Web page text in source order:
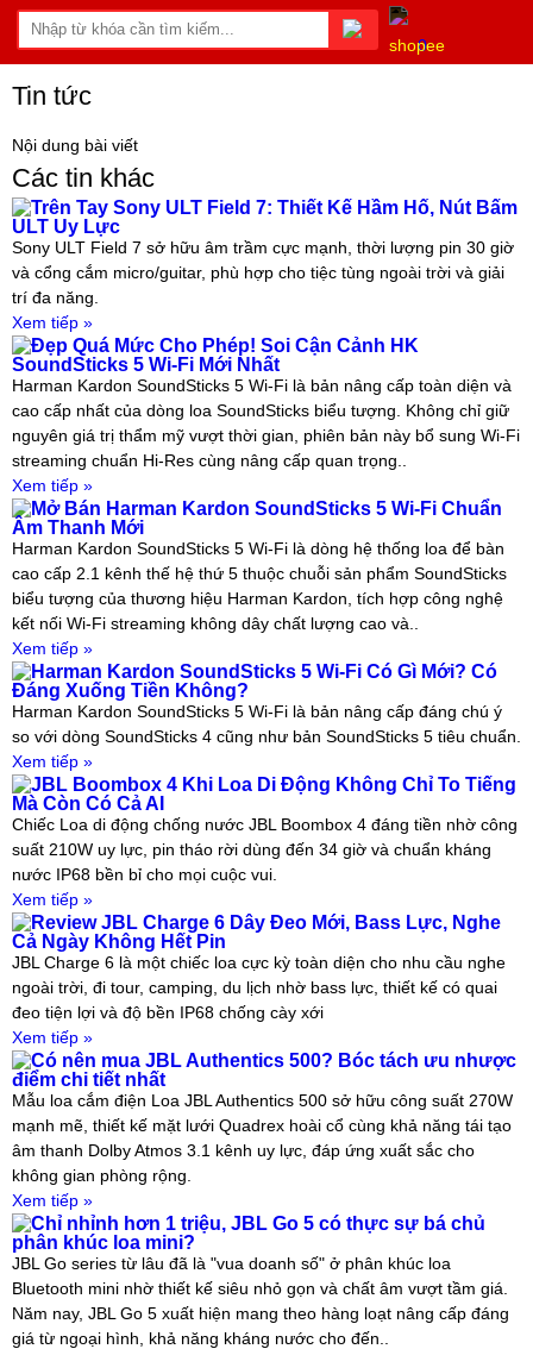
0
Tin tức
Nội dung bài viết
Các tin khác
Trên Tay Sony ULT Field 7: Thiết Kế Hầm Hố, Nút Bấm
ULT Uy Lực
Sony ULT Field 7 sở hữu âm trầm cực mạnh, thời lượng pin 30 giờ
và cổng cắm micro/guitar, phù hợp cho tiệc tùng ngoài trời và giải
trí đa năng.
Xem tiếp »
Đẹp Quá Mức Cho Phép! Soi Cận Cảnh HK
SoundSticks 5 Wi-Fi Mới Nhất
Harman Kardon SoundSticks 5 Wi-Fi là bản nâng cấp toàn diện và
cao cấp nhất của dòng loa SoundSticks biểu tượng. Không chỉ giữ
nguyên giá trị thẩm mỹ vượt thời gian, phiên bản này bổ sung Wi-Fi
streaming chuẩn Hi-Res cùng nâng cấp quan trọng..
Xem tiếp »
Mở Bán Harman Kardon SoundSticks 5 Wi-Fi Chuẩn
Âm Thanh Mới
Harman Kardon SoundSticks 5 Wi-Fi là dòng hệ thống loa để bàn
cao cấp 2.1 kênh thế hệ thứ 5 thuộc chuỗi sản phẩm SoundSticks
biểu tượng của thương hiệu Harman Kardon, tích hợp công nghệ
kết nối Wi-Fi streaming không dây chất lượng cao và..
Xem tiếp »
Harman Kardon SoundSticks 5 Wi-Fi Có Gì Mới? Có
Đáng Xuống Tiền Không?
Harman Kardon SoundSticks 5 Wi-Fi là bản nâng cấp đáng chú ý
so với dòng SoundSticks 4 cũng như bản SoundSticks 5 tiêu chuẩn.
Xem tiếp »
JBL Boombox 4 Khi Loa Di Động Không Chỉ To Tiếng
Mà Còn Có Cả AI
Chiếc Loa di động chống nước JBL Boombox 4 đáng tiền nhờ công
suất 210W uy lực, pin tháo rời dùng đến 34 giờ và chuẩn kháng
nước IP68 bền bỉ cho mọi cuộc vui.
Xem tiếp »
Review JBL Charge 6 Dây Đeo Mới, Bass Lực, Nghe
Cả Ngày Không Hết Pin
JBL Charge 6 là một chiếc loa cực kỳ toàn diện cho nhu cầu nghe
ngoài trời, đi tour, camping, du lịch nhờ bass lực, thiết kế có quai
đeo tiện lợi và độ bền IP68 chống cày xới
Xem tiếp »
Có nên mua JBL Authentics 500? Bóc tách ưu nhược
điểm chi tiết nhất
Mẫu loa cắm điện Loa JBL Authentics 500 sở hữu công suất 270W
mạnh mẽ, thiết kế mặt lưới Quadrex hoài cổ cùng khả năng tái tạo
âm thanh Dolby Atmos 3.1 kênh uy lực, đáp ứng xuất sắc cho
không gian phòng rộng.
Xem tiếp »
Chỉ nhỉnh hơn 1 triệu, JBL Go 5 có thực sự bá chủ
phân khúc loa mini?
JBL Go series từ lâu đã là "vua doanh số" ở phân khúc loa
Bluetooth mini nhờ thiết kế siêu nhỏ gọn và chất âm vượt tầm giá.
Năm nay, JBL Go 5 xuất hiện mang theo hàng loạt nâng cấp đáng
giá từ ngoại hình, khả năng kháng nước cho đến..